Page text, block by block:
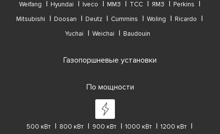
Weifang Hyundai Iveco ММЗ ТСС ЯМЗ
Perkins
Mitsubishi
Doosan Deutz Cummins Woling
Ricardo
Yuchai
Weichai Baudouin
Газопоршневые установки
По мощности
500 кВт 800 кВт 900 кВт 1000 кВт
1200 кВт